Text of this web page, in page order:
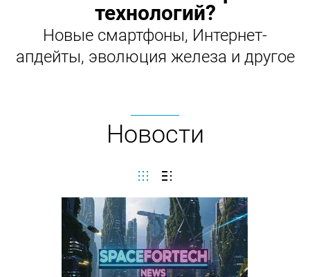
технологий?
Новые смартфоны, Интернет-
апдейты, эволюция железа и другое
Новости